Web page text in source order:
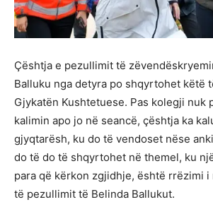
Çështja e pezullimit të
Balluku nga detyra po shqyrtohet këtë
Gjykatën Kushtetuese. Pas kolegji nuk
kalimin apo jo në seancë, çështja ka
gjyqtarësh, ku do të vendoset nëse
do të do të shqyrtohet në themel, ku
para që kërkon zgjidhje, është rrëzimi i
të pezullimit të Belinda Ballukut.